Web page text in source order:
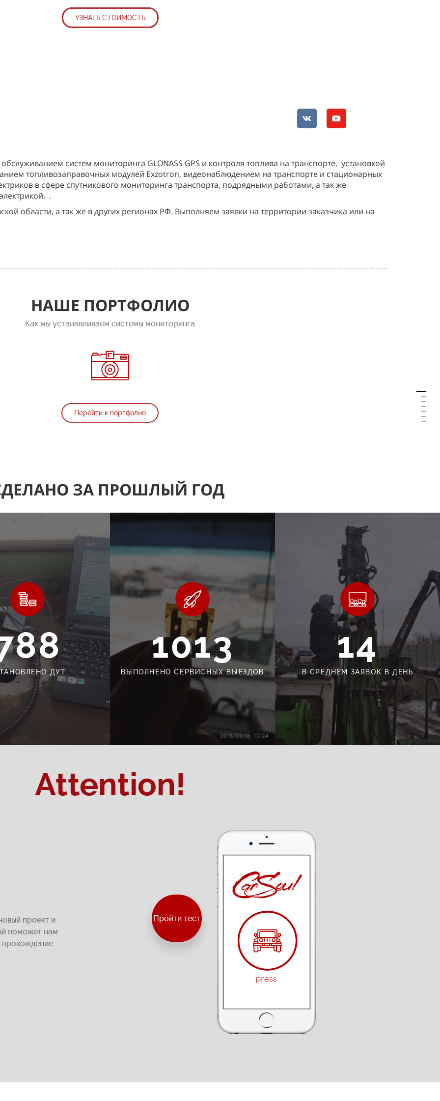
УЗНАТЬ СТОИМОСТЬ
УЗНАТЬ СТОИМОСТЬ
УЗНАТЬ СТОИМОСТЬ
систем мониторинга GLONASS GPS и контроля топлива на транспорте, установкой
топливозаправочных модулей Exzotron, видеонаблюдением на транспорте и стационарных
в сфере спутникового мониторинга транспорта, подрядными работами, а так же
.
области, а так же в других регионах РФ. Выполняем заявки на территории заказчика или на
НАШЕ ПОРТФОЛИО
Как мы устанавливаем системы мониторинга
Перейти к портфолио
ЗА ПРОШЛЫЙ ГОД
ДУТ
1013
ВЫПОЛНЕНО СЕРВИСНЫХ ВЫЕЗДОВ
14
В СРЕДНЕМ ЗАЯВОК В ДЕНЬ
Attention!
проект и
поможет нам
прохождение
Пройти тест